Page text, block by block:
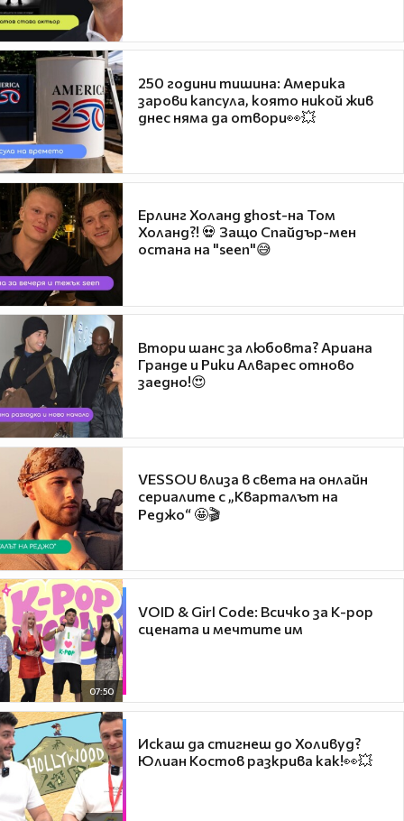
250 години тишина: Америка
зарови капсула, която никой жив
днес няма да отвори👀💥
Ерлинг Холанд ghost-на Том
Холанд?! 💀 Защо Спайдър-мен
остана на "seen"😅
Втори шанс за любовта? Ариана
Гранде и Рики Алварес отново
заедно!😍
VESSOU влиза в света на онлайн
сериалите с „Кварталът на
Реджо“ 🤩🎬
07:50
VOID & Girl Code: Всичко за K-pop
сцената и мечтите им
Искаш да стигнеш до Холивуд?
Юлиан Костов разкрива как!👀💥